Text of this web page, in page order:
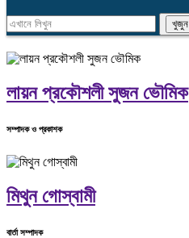
লায়ন প্রকৌশলী সুজন ভৌমিক
সম্পাদক ও প্রকাশক
মিথুন গোস্বামী
বার্তা সম্পাদক